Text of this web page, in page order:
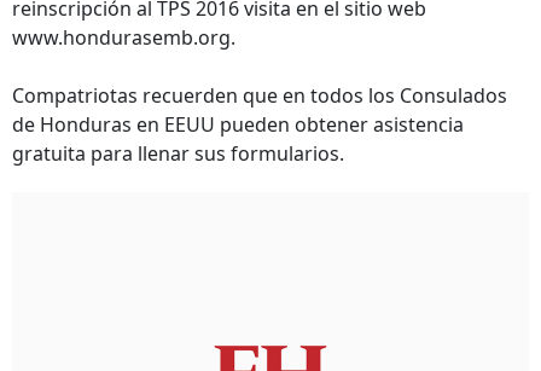
reinscripción al TPS 2016 visita en el sitio web
www.hondurasemb.org.
Compatriotas recuerden que en todos los Consulados
de Honduras en EEUU pueden obtener asistencia
gratuita para llenar sus formularios.